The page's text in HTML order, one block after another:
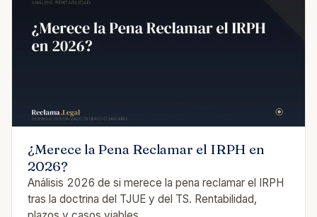
¿Merece la Pena Reclamar el IRPH en
2026?
Análisis 2026 de si merece la pena reclamar el IRPH
tras la doctrina del TJUE y del TS. Rentabilidad,